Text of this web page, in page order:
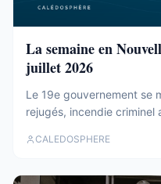
La semaine en
juillet 2026
Le 19e gouvernement se
rejugés, incendie criminel
CALEDOSPHERE